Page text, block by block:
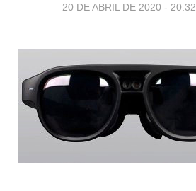
20 DE ABRIL DE 2020 - 20:32